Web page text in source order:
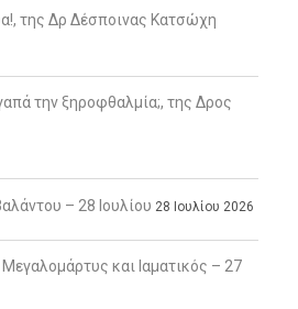
της Δρ Δέσποινας Κατσώχη
την ξηροφθαλμία;, της Δρος
– 28 Ιουλίου 28 Ιουλίου 2026
και Ιαματικός – 27